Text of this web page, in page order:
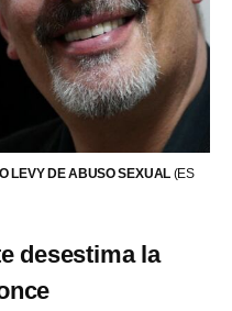
LEVY DE ABUSO SEXUAL (ES
desestima la